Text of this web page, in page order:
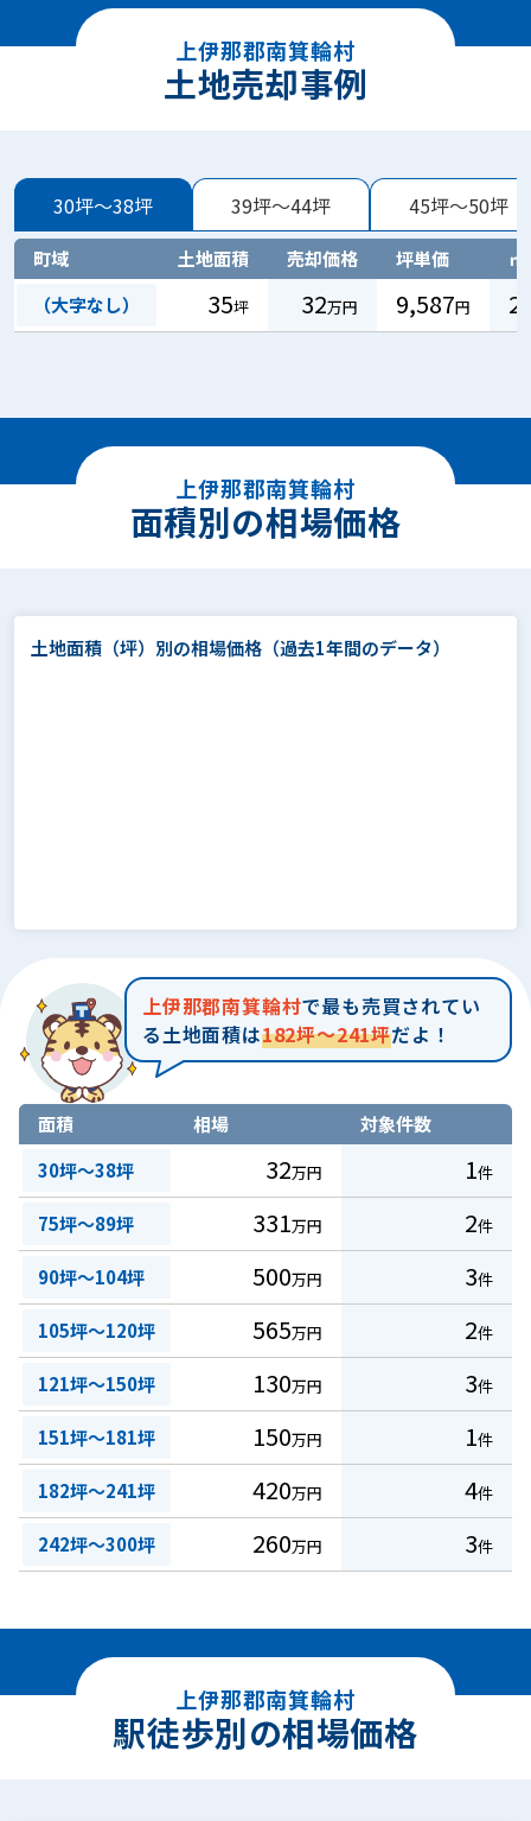
上伊那郡南箕輪村
土地売却事例
30坪～38坪 39坪～44坪 45坪～50坪
町域 土地面積 売却価格 坪単価
（大字なし）
35坪 32万円 9,587円
上伊那郡南箕輪村
面積別の相場価格
土地面積（坪）別の相場価格 （過去1年間のデータ）
上伊那郡南箕輪村で最も売買されてい
る土地面積は182坪～241坪だよ！
面積 相場
対象件数
30坪～38坪
32万円 1件
75坪～89坪 331万円 2件
90坪～104坪 500万円 3件
105坪～120坪 565万円 2件
121坪～150坪 130万円 3件
151坪～181坪 150万円 1件
182坪～241坪 420万円 4件
242坪～300坪 260万円 3件
上伊那郡南箕輪村
駅徒歩別の相場価格